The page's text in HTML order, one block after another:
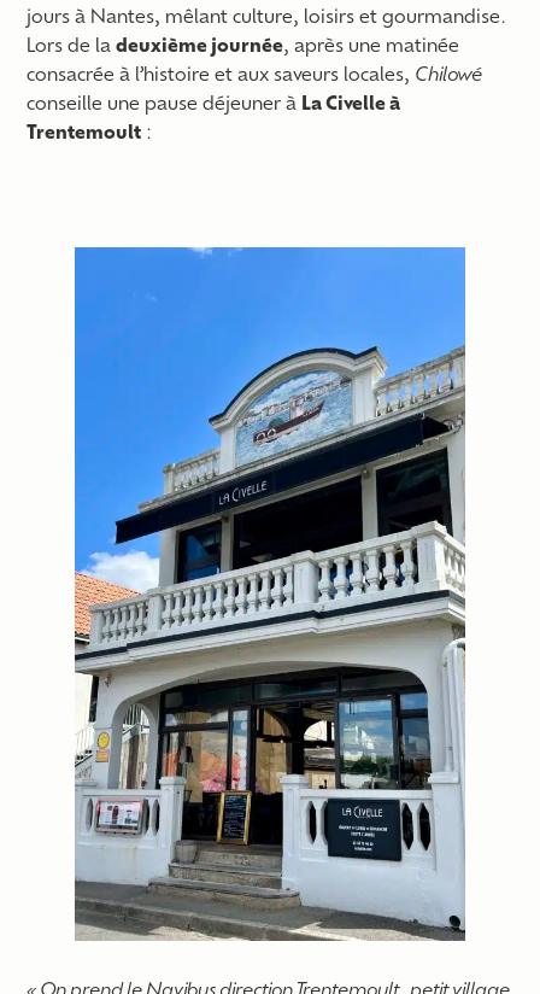
jours à Nantes, mêlant culture, loisirs et gourmandise.
Lors de ladeuxième journée, après une matinée
consacrée à l’histoire et aux saveurs locales, Chilowé
conseille une pause déjeuner à La Civelle à
Trentemoult :